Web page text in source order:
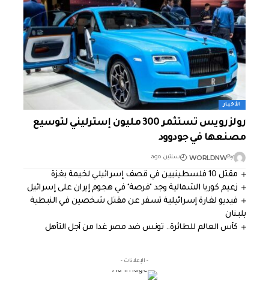
الأخبار
رولز رويس تستثمر 300 مليون إسترليني لتوسيع
مصنعها في جودوود
By
WORLDNW سنتين ago
مقتل 10 فلسطينيين في قصف إسرائيلي لخيمة بغزة
زعيم كوريا الشمالية وجد "فرصة" في هجوم إيران على إسرائيل
فيديو لغارة إسرائيلية تسفر عن مقتل شخصين في النبطية
بلبنان
كأس العالم للطائرة.. تونس ضد مصر غدا من أجل التأهل
- الإعلانات -